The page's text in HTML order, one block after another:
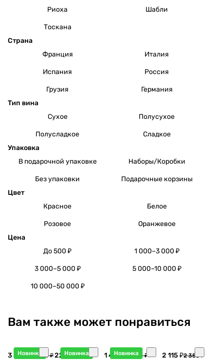
Риоха Шабли
Тоскана
Страна
Франция
Италия
Испания Россия
Грузия
Германия
Тип вина
Сухое
Полусухое
Полусладкое
Сладкое
Упаковка
В подарочной упаковке
Наборы/Коробки
Без упаковки
Подарочные корзины
Цвет
Красное
Белое
Розовое
Оранжевое
Цена
До 500 ₽
1 000–3 000 ₽
3 000–5 000 ₽ 5 000–10 000 ₽
10 000–50 000 ₽
Вам также может понравиться
Новинка
3 998 ₽4 704 ₽
Новинка
22 738 ₽ Новинка
1 440 ₽1 600 ₽
2 115 ₽2 350 ₽